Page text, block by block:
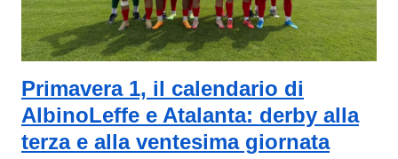
Primavera 1, il calendario di
AlbinoLeffe e Atalanta: derby alla
terza e alla ventesima giornata